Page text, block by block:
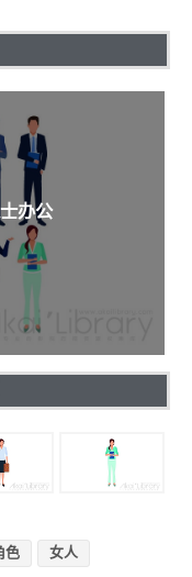
办公
色 女人